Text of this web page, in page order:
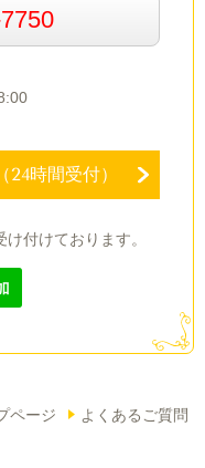
時間受付）
付けております。
ページ よくあるご質問